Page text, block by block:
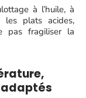
à l’huile, à
les plats acides,
pas fragiliser la
adaptés